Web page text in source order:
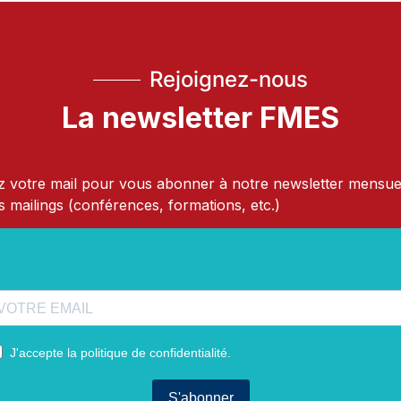
Rejoignez-nous
La newsletter FMES
votre mail pour vous abonner à notre newsletter
mailings (conférences, formations, etc.)